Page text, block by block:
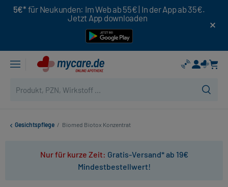
5€* für Neukunden: Im Web ab 55€ | In der App ab 35€.
Jetzt App downloaden
Gesichtspflege / Biomed Biotox Konzentrat
Nur für kurze Zeit: Gratis-Versand* ab 19€
Mindestbestellwert!